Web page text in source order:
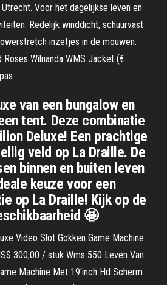
Voor het dagelijkse leven en
Redelijk winddicht, schuurvast
inzetjes in de mouwen.
Wilnanda WMS Jacket (€
van een bungalow en
tent. Deze combinatie
Deluxe! Een prachtige
veld op La Draille. De
binnen en buiten leven
keuze voor een
op La Draille! Kijk op de
🤩
Video Slot Gokken Game Machine
300,00 / stuk Wms 550 Leven Van
Machine Met 19'inch Hd Scherm